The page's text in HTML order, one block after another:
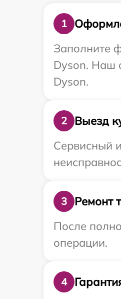
1
Заполните
Dyson. Наш
Dyson.
2
Выезд
Сервисный
3
Ремонт
После
операции.
4